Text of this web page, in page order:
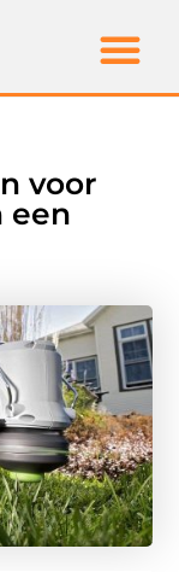
voor
een